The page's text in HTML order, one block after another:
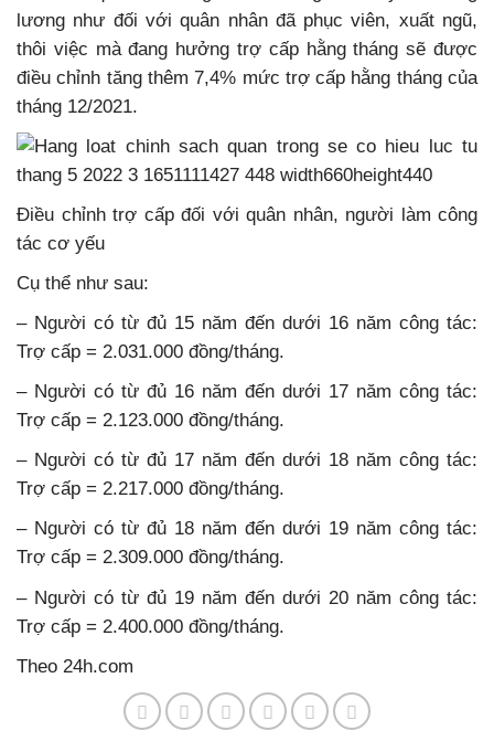
lương như đối với quân nhân đã phục viên, xuất ngũ,
thôi việc mà đang hưởng trợ cấp hằng tháng sẽ được
điều chỉnh tăng thêm 7,4% mức trợ cấp hằng tháng của
tháng 12/2021.
Điều chỉnh trợ cấp đối với quân nhân, người làm công
tác cơ yếu
Cụ thể như sau:
– Người có từ đủ 15 năm đến dưới 16 năm công tác:
Trợ cấp = 2.031.000 đồng/tháng.
– Người có từ đủ 16 năm đến dưới 17 năm công tác:
Trợ cấp = 2.123.000 đồng/tháng.
– Người có từ đủ 17 năm đến dưới 18 năm công tác:
Trợ cấp = 2.217.000 đồng/tháng.
– Người có từ đủ 18 năm đến dưới 19 năm công tác:
Trợ cấp = 2.309.000 đồng/tháng.
– Người có từ đủ 19 năm đến dưới 20 năm công tác:
Trợ cấp = 2.400.000 đồng/tháng.
Theo 24h.com